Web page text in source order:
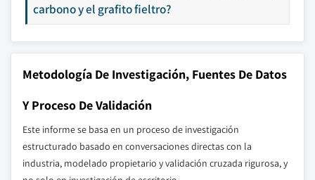
carbono y el grafito fieltro?
Metodología De Investigación, Fuentes De Datos
Y Proceso De Validación
Este informe se basa en un proceso de investigación
estructurado basado en conversaciones directas con la
industria, modelado propietario y validación cruzada rigurosa, y